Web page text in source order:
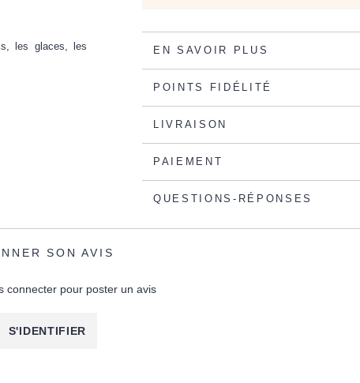
les glaces, les
EN SAVOIR PLUS
POINTS FIDÉLITÉ
LIVRAISON
PAIEMENT
QUESTIONS-RÉPONSES
SON AVIS
connecter pour poster un avis
S'IDENTIFIER